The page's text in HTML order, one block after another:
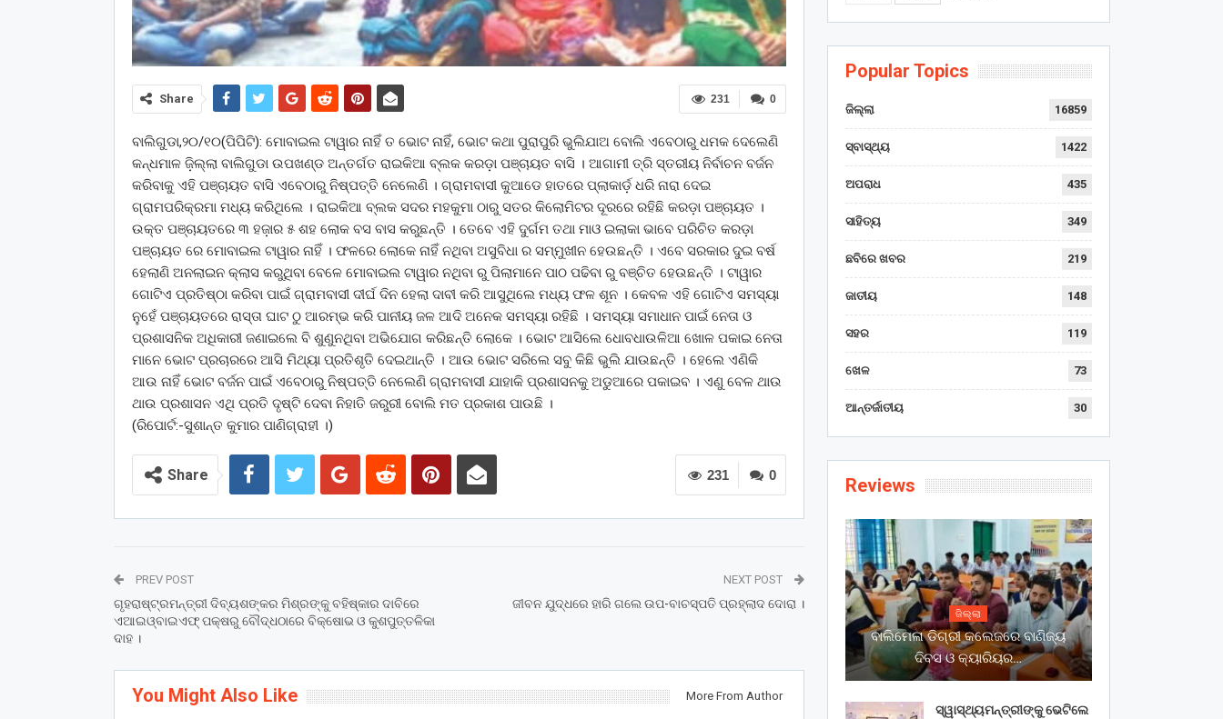
0
231
Share
ବାଲିଗୁଡା,୨୦/୧୦(ପିପିଟି): ମୋବାଇଲ ଟାୱାର ନାହିଁ ତ ଭୋଟ ନାହିଁ, ଭୋଟ କଥା ପୁରାପୁରି ଭୁଲିଯାଅ ବୋଲି ଏବେଠାରୁ ଧମକ ଦେଲେଣି
କନ୍ଧମାଳ ଜ଼ିଲ୍ଲା ବାଲିଗୁଡା ଉପଖଣ୍ଡ ଅନ୍ତର୍ଗତ ରାଇକିଆ ବ୍ଲକ କରଡ଼ା ପଞ୍ଚାୟତ ବାସି । ଆଗାମୀ ତ୍ରି ସ୍ତରୀୟ ନିର୍ବାଚନ ବର୍ଜନ
କରିବାକୁ ଏହି ପଞ୍ଚାୟତ ବାସି ଏବେଠାରୁ ନିଷ୍ପତ୍ତି ନେଲେଣି । ଗ୍ରାମବାସୀ କୁଆଡେ ହାତରେ ପ୍ଲାକାର୍ଡ଼ ଧରି ନାରା ଦେଇ
ଗ୍ରାମପରିକ୍ରମା ମଧ୍ୟ କରିଥିଲେ । ରାଇକିଆ ବ୍ଲକ ସଦର ମହକୁମା ଠାରୁ ସତର କିଲୋମିଟର ଦୂରରେ ରହିଛି କରଡ଼ା ପଞ୍ଚାୟତ ।
ଉକ୍ତ ପଞ୍ଚାୟତରେ ୩ ହଜ଼ାର ୫ ଶହ ଲୋକ ବସ ବାସ କରୁଛନ୍ତି । ତେବେ ଏହି ଦୁର୍ଗମ ତଥା ମାଓ ଇଲାକା ଭାବେ ପରିଚିତ କରଡ଼ା
ପଞ୍ଚାୟତ ରେ ମୋବାଇଲ ଟାୱାର ନାହିଁ । ଫଳରେ ଲୋକେ ନାହିଁ ନଥିବା ଅସୁବିଧା ର ସମ୍ମୁଖୀନ ହେଉଛନ୍ତି । ଏବେ ସରକାର ଦୁଇ ବର୍ଷ
ହେଲାଣି ଅନଲାଇନ କ୍ଲାସ କରୁଥିବା ବେଳେ ମୋବାଇଲ ଟାୱାର ନଥିବା ରୁ ପିଲାମାନେ ପାଠ ପଢିବା ରୁ ବଞ୍ଚିତ ହେଉଛନ୍ତି । ଟାୱାର
ଗୋଟିଏ ପ୍ରତିଷ୍ଠା କରିବା ପାଇଁ ଗ୍ରାମବାସୀ ଦୀର୍ଘ ଦିନ ହେଲା ଦାବୀ କରି ଆସୁଥିଲେ ମଧ୍ୟ ଫଳ ଶୂନ । କେବଳ ଏହି ଗୋଟିଏ ସମସ୍ୟା
ନୁହେଁ ପଞ୍ଚାୟତରେ ରାସ୍ତା ଘାଟ ଠୁ ଆରମ୍ଭ କରି ପାନୀୟ ଜଳ ଆଦି ଅନେକ ସମସ୍ୟା ରହିଛି । ସମସ୍ୟା ସମାଧାନ ପାଇଁ ନେତା ଓ
ପ୍ରଶାସନିକ ଅଧିକାରୀ ଜଣାଇଲେ ବି ଶୁଣୁନଥିବା ଅଭିଯୋଗ କରିଛନ୍ତି ଲୋକେ । ଭୋଟ ଆସିଲେ ଧୋବଧାଉଳିଆ ଖୋଳ ପକାଇ ନେତା
ମାନେ ଭୋଟ ପ୍ରଚାରରେ ଆସି ମିଥ୍ୟା ପ୍ରତିଶୃତି ଦେଇଥାନ୍ତି । ଆଉ ଭୋଟ ସରିଲେ ସବୁ କିଛି ଭୁଲି ଯାଉଛନ୍ତି । ହେଲେ ଏଣିକି
ଆଉ ନାହିଁ ଭୋଟ ବର୍ଜନ ପାଇଁ ଏବେଠାରୁ ନିଷ୍ପତ୍ତି ନେଲେଣି ଗ୍ରାମବାସୀ ଯାହାକି ପ୍ରଶାସନକୁ ଅଡୁଆରେ ପକାଇବ । ଏଣୁ ବେଳ ଥାଉ
ଥାଉ ପ୍ରଶାସନ ଏଥି ପ୍ରତି ଦୃଷ୍ଟି ଦେବା ନିହାତି ଜରୁରୀ ବୋଲି ମତ ପ୍ରକାଶ ପାଉଛି ।
(ରିପୋର୍ଟ:-ସୁଶାନ୍ତ କୁମାର ପାଣିଗ୍ରାହୀ ।)
0
231
Share
PREV POST
ଗୃହରାଷ୍ଟ୍ରମନ୍ତ୍ରୀ ଦିବ୍ୟଶଙ୍କର ମିଶ୍ରଙ୍କୁ ବହିଷ୍କାର ଦାବିରେ
ଏଆଇଓ୍ବାଇଏଫ୍ ପକ୍ଷରୁ ବୌଦ୍ଧଠାରେ ବିକ୍ଷୋଭ ଓ କୁଶପୁତ୍ତଳିକା
ଦାହ ।
NEXT POST
ଜୀବନ ଯୁଦ୍ଧରେ ହାରି ଗଲେ ଉପ-ବାଚସ୍ପତି ପ୍ରହ୍ଲାଦ ଦୋରା ।
You Might Also Like More From Author
Popular Topics
ଜିଲ୍ଲା 16859
ସ୍ବାସ୍ଥ୍ୟ 1422
ଅପରାଧ 435
ସାହିତ୍ୟ 349
ଛବିରେ ଖବର 219
ଜାତୀୟ 148
ସହର 119
ଖେଳ 73
ଆନ୍ତର୍ଜାତୀୟ 30
Reviews
ଜିଲ୍ଲା
ବାଲିମେଳା ଡିଗ୍ରୀ କଲେଜରେ ବାଣିଜ୍ୟ
ଦିବସ ଓ କ୍ୟାରିୟର…
ସ୍ୱାସ୍ଥ୍ୟମନ୍ତ୍ରୀଙ୍କୁ ଭେଟିଲେ